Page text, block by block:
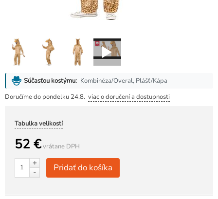
Súčasťou kostýmu: Kombinéza/Overal, Plášť/Kápa
Doručíme do pondelku 24.8. viac o doručení a dostupnosti
Tabulka velikostí
52 €vrátane DPH
+
-
Pridať do košíka